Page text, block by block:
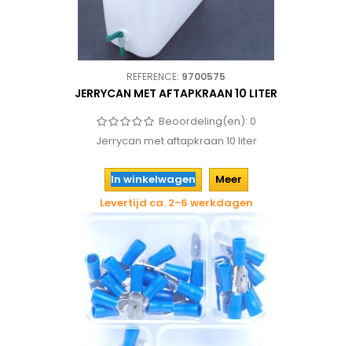
REFERENCE: 9700575
JERRYCAN MET AFTAPKRAAN 10 LITER
Beoordeling(en): 0
Jerrycan met aftapkraan 10 liter
In winkelwagen
Meer
Levertijd ca. 2-6 werkdagen